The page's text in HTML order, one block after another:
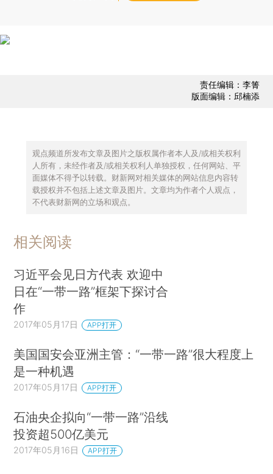
责任编辑：李箐
版面编辑：邱楠添
观点频道所发布文章及图片之版权属作者本人及/或相关权利
人所有，未经作者及/或相关权利人单独授权，任何网站、平
面媒体不得予以转载。财新网对相关媒体的网站信息内容转
载授权并不包括上述文章及图片。文章均为作者个人观点，
不代表财新网的立场和观点。
相关阅读
习近平会见日方代表 欢迎中
日在“一带一路”框架下探讨合
作
2017年05月17日 APP打开
美国国安会亚洲主管：“一带一路”很大程度上
是一种机遇
2017年05月17日 APP打开
石油央企拟向“一带一路”沿线
投资超500亿美元
2017年05月16日 APP打开